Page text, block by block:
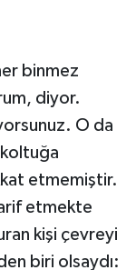
binmez
diyor.
O da
etmemiştir.
etmekte
kişi çevreyi
biri olsaydı: